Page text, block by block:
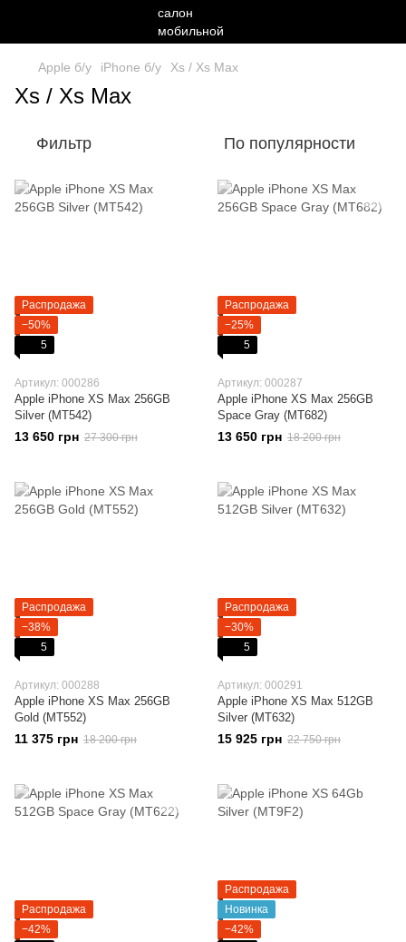
Apple б/у iPhone б/у Xs / Xs Max
Xs / Xs Max
Фильтр По популярности
Распродажа
−50%
5
Артикул: 000286
Apple iPhone XS Max 256GB
Silver (MT542)
13 650 грн 27 300 грн
Распродажа
−25%
5
Артикул: 000287
Apple iPhone XS Max 256GB
Space Gray (MT682)
13 650 грн 18 200 грн
Распродажа
−38%
5
Артикул: 000288
Apple iPhone XS Max 256GB
Gold (MT552)
11 375 грн 18 200 грн
Распродажа
−30%
5
Артикул: 000291
Apple iPhone XS Max 512GB
Silver (MT632)
15 925 грн 22 750 грн
Распродажа
−42%
Распродажа
Новинка
−42%